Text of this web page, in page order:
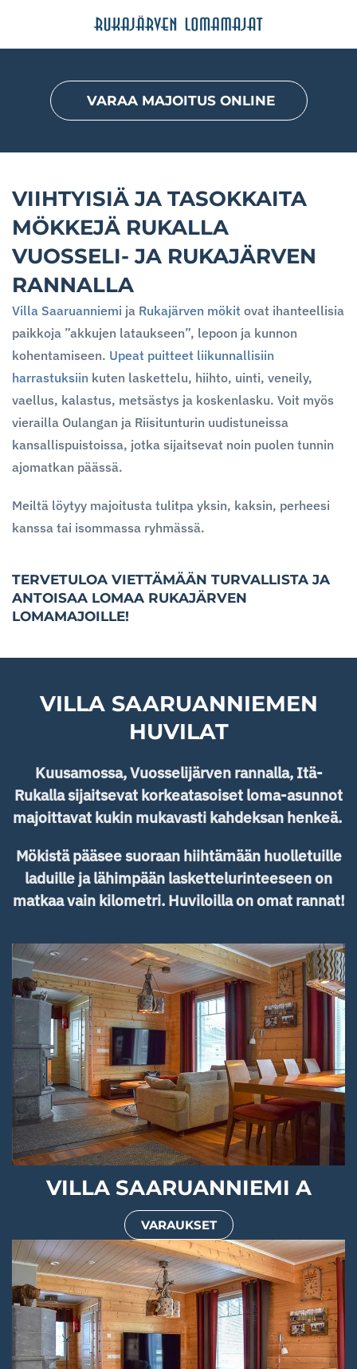
Skip
main
content
VARAA MAJOITUS ONLINE
VIIHTYISIÄ JA TASOKKAITA
MÖKKEJÄ RUKALLA
VUOSSELI- JA RUKAJÄRVEN
RANNALLA
Villa Saaruanniemi ja Rukajärven mökit ovat ihanteellisia
paikkoja ”akkujen lataukseen”, lepoon ja kunnon
kohentamiseen. Upeat puitteet liikunnallisiin
harrastuksiin kuten laskettelu, hiihto, uinti, veneily,
vaellus, kalastus, metsästys ja koskenlasku. Voit myös
vierailla Oulangan ja Riisitunturin uudistuneissa
kansallispuistoissa, jotka sijaitsevat noin puolen tunnin
ajomatkan päässä.
Meiltä löytyy majoitusta tulitpa yksin, kaksin, perheesi
kanssa tai isommassa ryhmässä.
TERVETULOA VIETTÄMÄÄN TURVALLISTA JA
ANTOISAA LOMAA RUKAJÄRVEN
LOMAMAJOILLE!
VILLA SAARUANNIEMEN
HUVILAT
Kuusamossa, Vuosselijärven rannalla, Itä-
Rukalla sijaitsevat korkeatasoiset loma-asunnot
majoittavat kukin mukavasti kahdeksan henkeä.
Mökistä pääsee suoraan hiihtämään huolletuille
laduille ja lähimpään laskettelurinteeseen on
matkaa vain kilometri. Huviloilla on omat rannat!
VILLA SAARUANNIEMI A
VARAUKSET